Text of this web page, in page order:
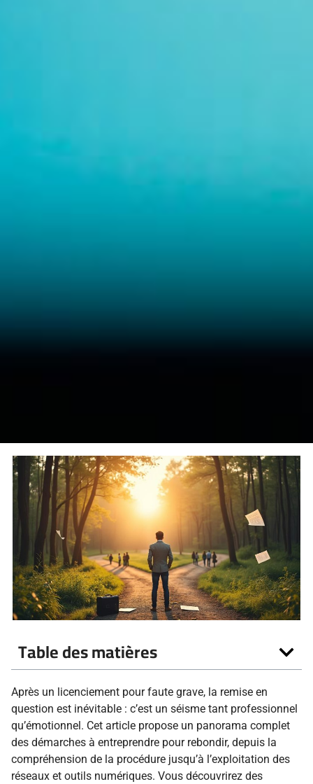
Table des matières
Après un licenciement pour faute grave, la remise en
question est inévitable : c’est un séisme tant professionnel
qu’émotionnel. Cet article propose un panorama complet
des démarches à entreprendre pour rebondir, depuis la
compréhension de la procédure jusqu’à l’exploitation des
réseaux et outils numériques. Vous découvrirez des